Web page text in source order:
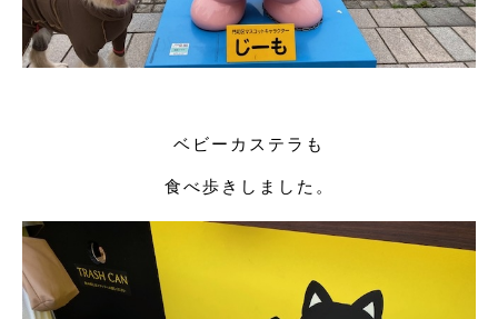
ベビーカステラも
食べ歩きしました。